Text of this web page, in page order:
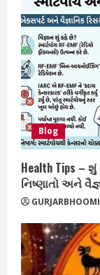
Blog
Health Tips –
નિષ્ણાતો અને
GURJARBHOOMI